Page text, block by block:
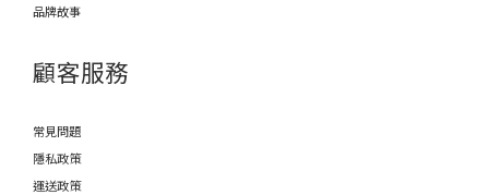
品牌故事
顧客服務
常見問題
隱私政策
運送政策